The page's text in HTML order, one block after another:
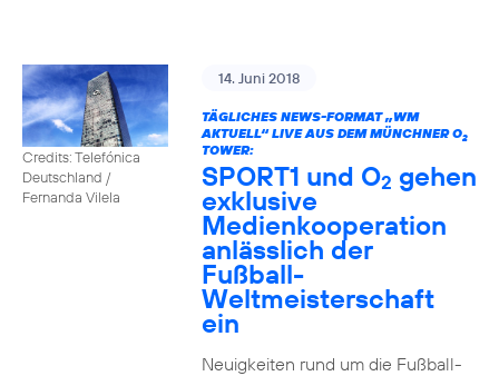
Credits: Telefónica
Deutschland /
Fernanda Vilela
14. Juni 2018
TÄGLICHES NEWS-FORMAT „WM
AKTUELL“ LIVE AUS DEM MÜNCHNER O2
TOWER:
SPORT1 und O2 gehen
exklusive
Medienkooperation
anlässlich der
Fußball-
Weltmeisterschaft
ein
Neuigkeiten rund um die Fußball-